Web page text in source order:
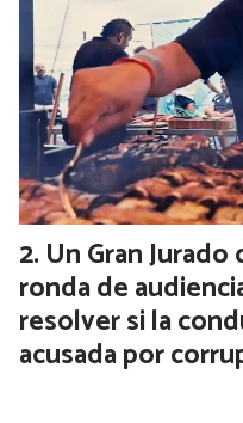
Un Gran Jurado
ronda de
resolver si la
acusada por